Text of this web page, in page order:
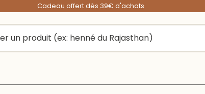
Cadeau offert dès 39€ d'achats